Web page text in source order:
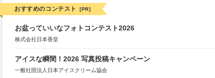
おすすめのコンテスト [PR]
お盆っていいなフォトコンテスト2026
株式会社日本香堂
アイスな瞬間！2026 写真投稿キャンペーン
一般社団法人日本アイスクリーム協会